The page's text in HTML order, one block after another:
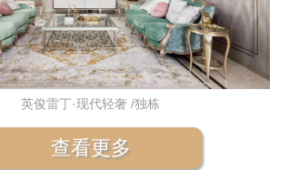
英俊雷丁·现代轻奢 /独栋
查看更多